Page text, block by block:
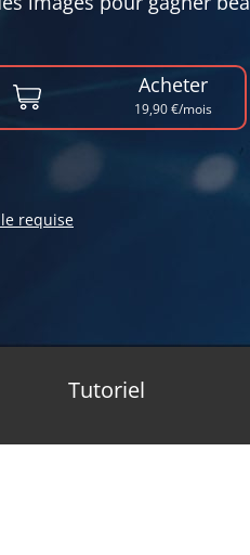
Acheter
19,90 €/mois
requise
Tutoriel